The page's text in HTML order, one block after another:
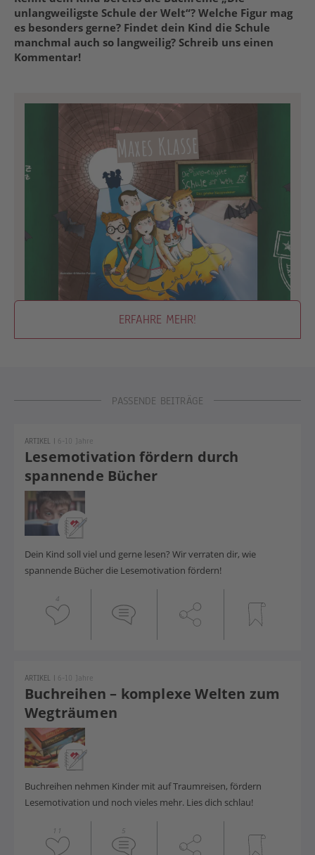
unlangweiligste Schule der Welt“? Welche Figur mag
es besonders gerne? Findet dein Kind die Schule
manchmal auch so langweilig? Schreib uns einen
Kommentar!
Maxes Klasse
ERFAHRE MEHR!
PASSENDE BEITRÄGE
Lesemotivation fördern durch
spannende Bücher
ARTIKEL | 6-10 Jahre
Dein Kind soll viel und gerne lesen? Wir verraten dir, wie
spannende Bücher die Lesemotivation fördern!
4
Buchreihen – komplexe Welten zum
Wegträumen
ARTIKEL | 6-10 Jahre
Buchreihen nehmen Kinder mit auf Traumreisen, fördern
Lesemotivation und noch vieles mehr. Lies dich schlau!
11 5